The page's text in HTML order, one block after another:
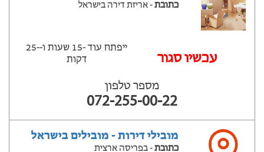
כתובת- אריזת דירה בישראל
‫עכשיו סגור
ייפתח עוד -15 שעות ‫ו--25
דקות
מספר טלפון
072-255-00-22
מובילי דירות - מובילים בישראל
כתובת- בפריסה ארצית